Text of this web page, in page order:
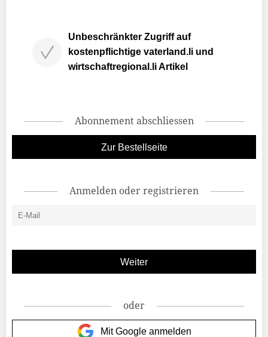
Unbeschränkter Zugriff auf
kostenpflichtige vaterland.li und
wirtschaftregional.li Artikel
Abonnement abschliessen
Zur Bestellseite
Anmelden oder registrieren
oder
Mit Google anmelden